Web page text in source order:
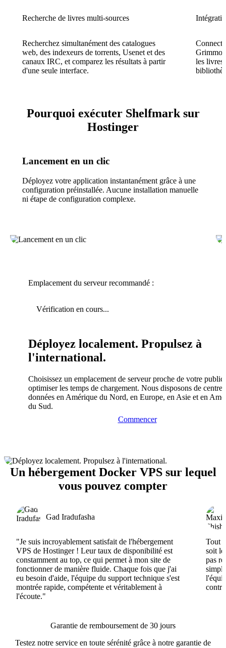
Recherche de livres multi-sources
Recherchez simultanément des catalogues
web, des indexeurs de torrents, Usenet et des
canaux IRC, et comparez les résultats à partir
d'une seule interface.
les livres
Pourquoi exécuter Shelfmark sur
Hostinger
Lancement en un clic
Déployez votre application instantanément grâce à une
configuration préinstallée. Aucune installation manuelle
ni étape de configuration complexe.
Emplacement du serveur recommandé :
Vérification en cours...
Déployez localement. Propulsez à
l'international.
Choisissez un emplacement de serveur proche de votre
optimiser les temps de chargement. Nous disposons de
données en Amérique du Nord, en Europe, en Asie et en
du Sud.
Commencer
Un hébergement Docker VPS sur lequel
vous pouvez compter
Gad Iradufasha
"Je suis incroyablement satisfait de l'hébergement
VPS de Hostinger ! Leur taux de disponibilité est
constamment au top, ce qui permet à mon site de
fonctionner de manière fluide. Chaque fois que j'ai
eu besoin d'aide, l'équipe du support technique s'est
montrée rapide, compétente et véritablement à
l'écoute."
Tout
soit
pas
Garantie de remboursement de 30 jours
Testez notre service en toute sérénité grâce à notre garantie de